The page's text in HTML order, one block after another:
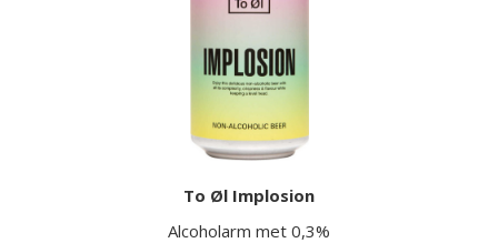
To Øl Implosion
Alcoholarm met 0,3%